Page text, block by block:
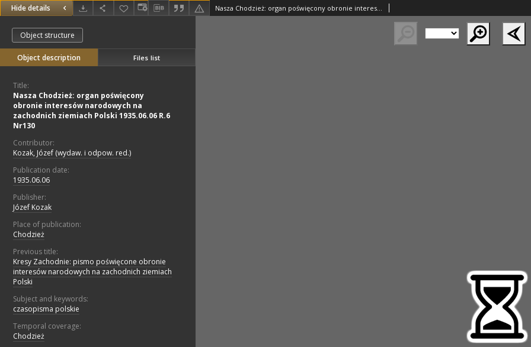
Hide details Nasza Chodzież: organ poświęcony obronie interesów narodowych na zachodnich ziemiach Polski 1935.06.06 R.6 Nr130
Object structure
Object description Files list
Title:
Nasza Chodzież: organ poświęcony
obronie interesów narodowych na
zachodnich ziemiach Polski 1935.06.06 R.6
Nr130
Contributor:
Kozak, Józef (wydaw. i odpow. red.)
Publication date:
1935.06.06
Publisher:
Józef Kozak
Place of publication:
Chodzież
Previous title:
Kresy Zachodnie: pismo poświęcone obronie
interesów narodowych na zachodnich ziemiach
Polski
Subject and keywords:
czasopisma polskie
Temporal coverage:
Chodzież